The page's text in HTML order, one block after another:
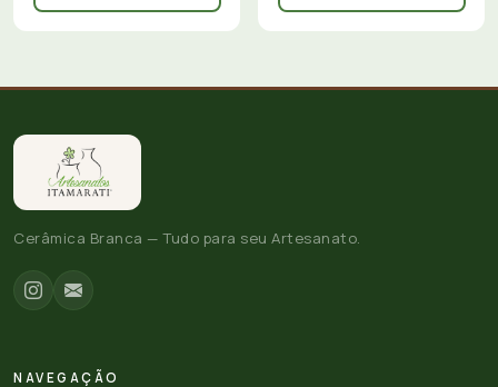
Cerâmica Branca — Tudo para seu Artesanato.
NAVEGAÇÃO